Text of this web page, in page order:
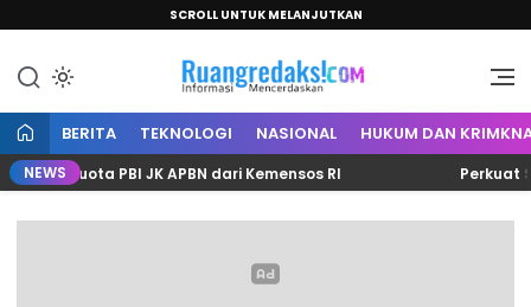
SCROLL UNTUK MELANJUTKAN
Ruang Redaksi
Informasi Mencerdaskan
BERITA TEKNOLOGI NASIONAL HUKUM DAN
NEWS
Kuota PBI JK APBN dari Kemensos RI Perkuat